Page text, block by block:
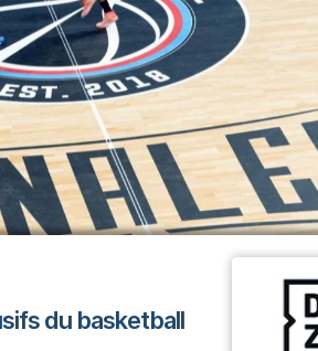
du basketball